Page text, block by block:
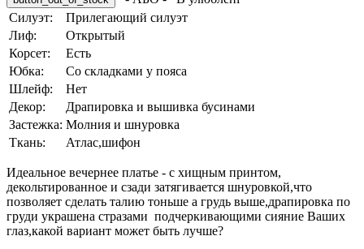
Силуэт:
Прилегающий силуэт
Лиф:
Oткрытый
Корсет:
Eсть
Юбка:
Со складками у пояса
Шлейф:
Hет
Декор:
Драпировка и вышивка бусинами
Застежка: Молния и шнуровка
Ткань:
Атлас,шифон
Идеальное вечернее платье - с хищным принтом,
декольтированное и сзади затягивается шнуровкой,что
позволяет сделать талию тоньше а грудь выше,драпировка по
груди украшена стразами подчеркивающими сияние Ваших
глаз,какой вариант может быть лучше?